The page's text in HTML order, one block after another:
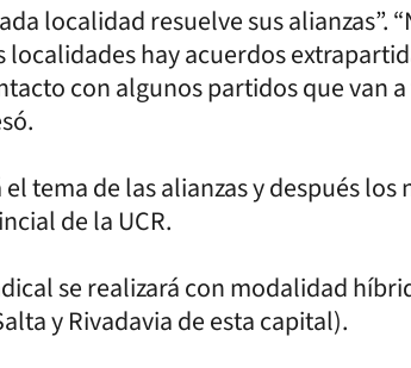
localidad resuelve sus alianzas”.
localidades hay acuerdos
con algunos partidos que van
tema de las alianzas y después
de la UCR.
se realizará con modalidad
y Rivadavia de esta capital).